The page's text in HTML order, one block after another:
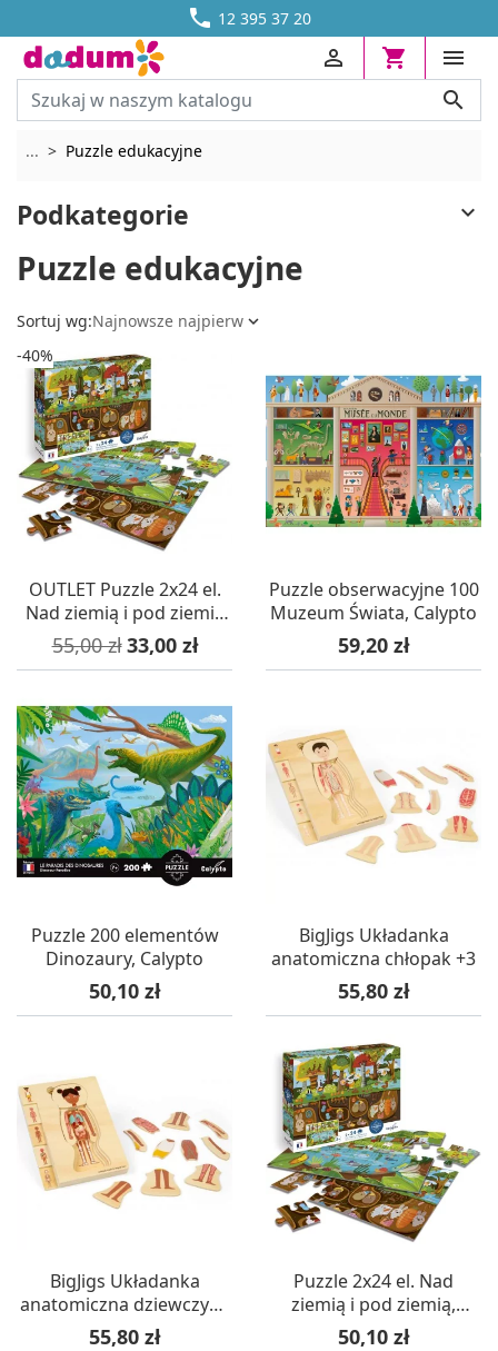
 12 395 37 20
DOSTAWA OD 13,70 ZŁ





... Rozwiń breadcrumbs
Puzzle edukacyjne
Podkategorie 
Puzzle edukacyjne
Sortuj wg:Najnowsze najpierw 
OUTLET Puzzle 2x24 el.
Nad ziemią i pod ziemią
(uszkodzone
opakowanie)
Cena podstawowa
55,00 zł Cena
33,00 zł
-40%
Puzzle obserwacyjne 100
Muzeum Świata, Calypto
Cena
59,20 zł
Puzzle 200 elementów
Dinozaury, Calypto
Cena
50,10 zł
BigJigs Układanka
anatomiczna chłopak +3
Cena
55,80 zł
BigJigs Układanka
anatomiczna dziewczyna
+3
Cena
55,80 zł
Puzzle 2x24 el. Nad
ziemią i pod ziemią,
Calypto
Cena
50,10 zł